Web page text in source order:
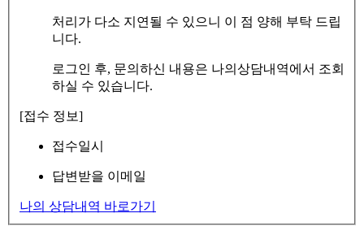
처리가 다소 지연될 수 있으니 이 점 양해 부탁 드립
니다.
로그인 후, 문의하신 내용은 나의상담내역에서 조회
하실 수 있습니다.
[접수 정보]
접수일시
답변받을 이메일
나의 상담내역 바로가기